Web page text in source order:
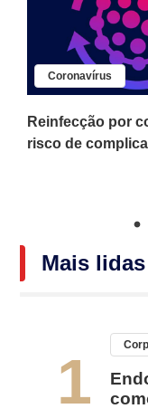
Coronavírus
Reinfecção por
risco de
Mais lidas
1